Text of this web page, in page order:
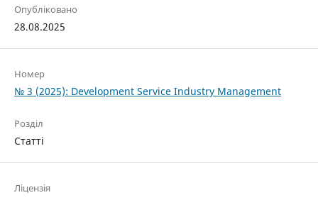
Опубліковано
28.08.2025
Номер
№ 3 (2025): Development Service Industry Management
Розділ
Статті
Ліцензія